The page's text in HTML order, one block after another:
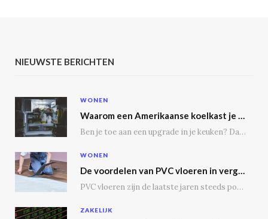
NIEUWSTE BERICHTEN
WONEN
Waarom een Amerikaanse koelkast je keuken transformeert
Ben je toe aan een upgrade in je keuken? Dan is een Amerikaanse koelkast misschien…
WONEN
De voordelen van PVC vloeren in vergelijking met houten vloeren
PVC vloeren zijn de laatste jaren steeds populairder geworden, en dat is niet zonder reden.…
ZAKELIJK